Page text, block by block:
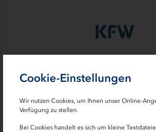
Cookie-Einstellungen
Wir nutzen Cookies, um Ihnen unser Online-
Verfügung zu stellen.
Bei Cookies handelt es sich um kleine
Darlehen